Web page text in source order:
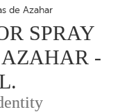
de Azahar
SPRAY
-